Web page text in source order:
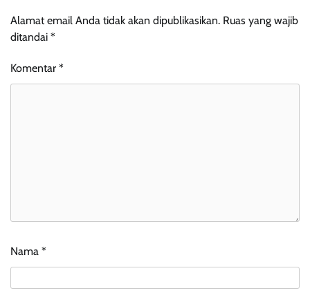
Alamat email Anda tidak akan dipublikasikan. Ruas yang wajib
ditandai *
Komentar *
Nama *